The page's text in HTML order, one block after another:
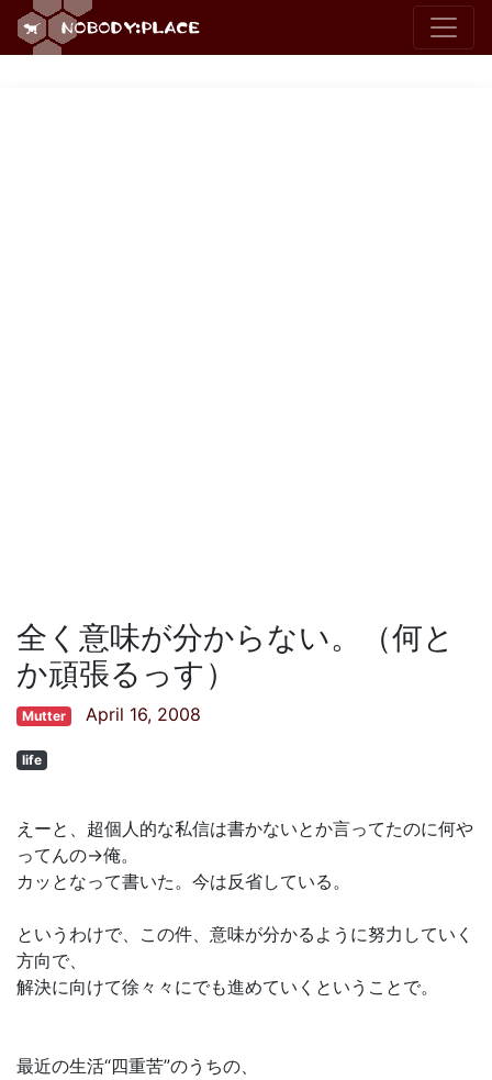
全く意味が分からない。（何と
か頑張るっす）
Mutter April 16, 2008
life
えーと、超個人的な私信は書かないとか言ってたのに何や
ってんの→俺。
カッとなって書いた。今は反省している。
というわけで、この件、意味が分かるように努力していく
方向で、
解決に向けて徐々々にでも進めていくということで。
最近の生活“四重苦”のうちの、